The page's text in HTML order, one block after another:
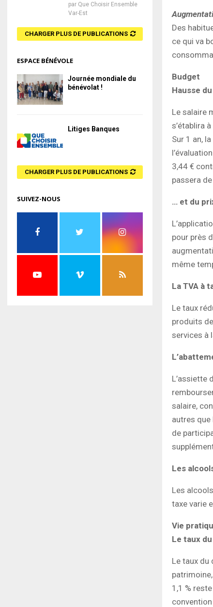
Des
ce qui va
Budget
Hausse
Le salaire
s’établira
Sur 1 an,
3,44 €
passera
… et du
pour près
même
La TVA à
Le taux
produits
services à
L’assiette
salaire,
autres
de
Les
Les
taxe varie
Vie
Le taux
Le taux du
1,1 %
par Que Choisir Ensemble
Var-Est
CHARGER PLUS DE PUBLICATIONS
ESPACE BÉNÉVOLE
Journée mondiale du
bénévolat !
Litiges Banques
CHARGER PLUS DE PUBLICATIONS
SUIVEZ-NOUS